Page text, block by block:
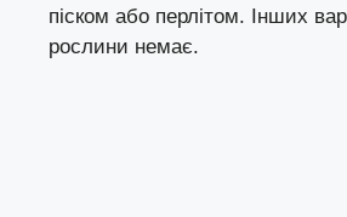
піском або перлітом. Інших
рослини немає.